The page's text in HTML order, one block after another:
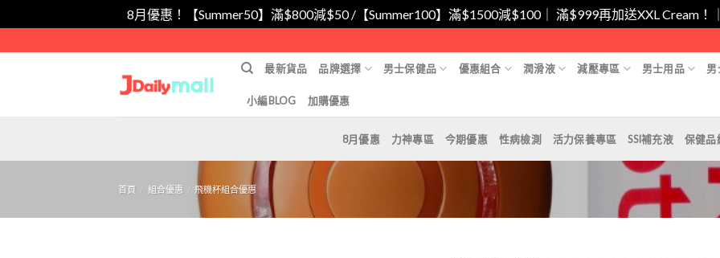
8月優惠！【Summer50】滿$800減$50 /【Summer100】滿$1500減$100｜ 滿$999再加送XXL Cream
to
最新貨品 品牌選擇 男士保健品 優惠組合 潤滑液 減壓專區 男士用品 男
小編BLOG 加購優惠
8月優惠 力神專區 今期優惠 性病檢測 活力保養專區 SSI補充液 保健品
首頁 / 組合優惠 / 飛機杯組合優惠